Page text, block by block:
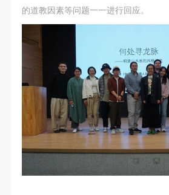
的道教因素等问题一一进行回应。